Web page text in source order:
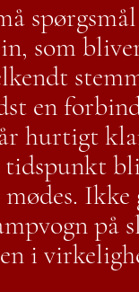
som
en
hurtigt
tidspunkt
Ikke
på
i